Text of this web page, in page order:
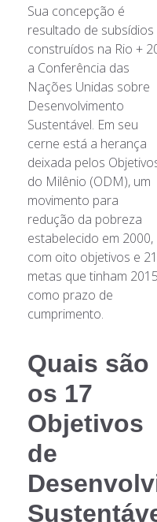
Sua concepção é
resultado de subsídios
construídos na Rio +
a Conferência das
Nações Unidas sobre
Desenvolvimento
Sustentável. Em seu
cerne está a herança
deixada pelos
do Milênio (ODM), um
movimento para
redução da pobreza
estabelecido em 2000,
com oito objetivos e 21
metas que tinham 2015
como prazo de
cumprimento.
Quais são
os 17
Objetivos
de